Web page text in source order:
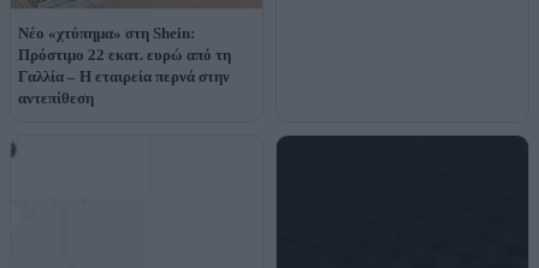
Νέο «χτύπημα» στη Shein:
Πρόστιμο 22 εκατ. ευρώ από τη
Γαλλία – Η εταιρεία περνά στην
αντεπίθεση